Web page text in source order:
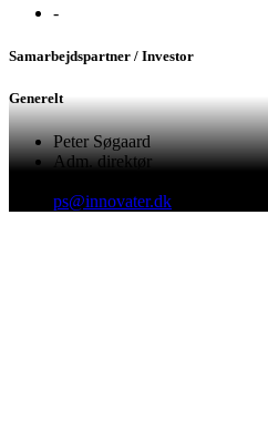
-
Samarbejdspartner / Investor
Generelt
Peter Søgaard
Adm. direktør
ps@innovater.dk